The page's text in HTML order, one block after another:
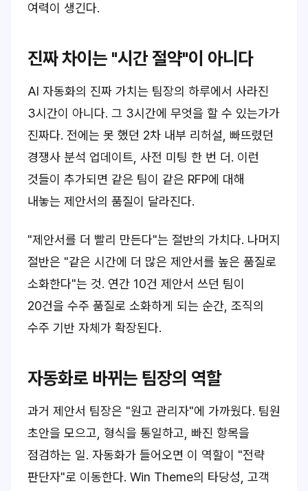
여력이 생긴다.
진짜 차이는 "시간 절약"이 아니다
AI 자동화의 진짜 가치는 팀장의 하루에서 사라진
3시간이 아니다. 그 3시간에 무엇을 할 수 있는가가
진짜다. 전에는 못 했던 2차 내부 리허설, 빠뜨렸던
경쟁사 분석 업데이트, 사전 미팅 한 번 더. 이런
것들이 추가되면 같은 팀이 같은 RFP에 대해
내놓는 제안서의 품질이 달라진다.
"제안서를 더 빨리 만든다"는 절반의 가치다. 나머지
절반은 "같은 시간에 더 많은 제안서를 높은 품질로
소화한다"는 것. 연간 10건 제안서 쓰던 팀이
20건을 수주 품질로 소화하게 되는 순간, 조직의
수주 기반 자체가 확장된다.
자동화로 바뀌는 팀장의 역할
과거 제안서 팀장은 "원고 관리자"에 가까웠다. 팀원
초안을 모으고, 형식을 통일하고, 빠진 항목을
점검하는 일. 자동화가 들어오면 이 역할이 "전략
판단자"로 이동한다. Win Theme의 타당성, 고객